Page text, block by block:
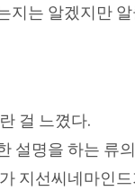
지는 알겠지만
걸 느꼈다.
설명을 하는 류
지선씨네마인